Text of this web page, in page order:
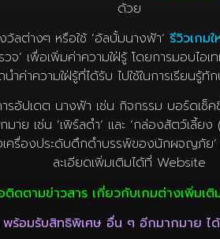
’ เพื่อเพิ่มค่าความใฝ่รู้ โดยการมอบไอ
นำค่าความใฝ่รู้ที่ได้รับ ไปใช้ในการเรียนรู้ทั
รอัปเดต นางฟ้า เช่น กิจกรรม บอร์ดเ
าย เช่น ‘เพิร์ลดำ’ และ ‘กล่องสัตว์เลี้
เครื่องประดับดึกดำบรรพ์ของนักผจญ
ละเอียดเพิ่มเติมได้ที่ Website